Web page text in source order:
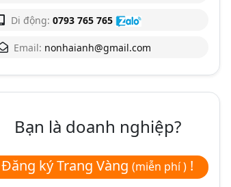
Di động: 0793 765 765
Email: nonhaianh@gmail.com
Bạn là doanh nghiệp?
Đăng ký Trang Vàng (miễn phí ) !